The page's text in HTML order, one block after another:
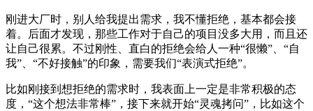
刚进大厂时，别人给我提出需求，我不懂拒绝，基本都会接
着。后面才发现，那些工作对于自己的项目没多大用，而且还
让自己很累。不过刚性、直白的拒绝会给人一种“很懒”、“自
我”、“不好接触”的印象，需要我们“表演式拒绝”。
比如刚接到想拒绝的需求时，我表面上一定是非常积极的态
度，“这个想法非常棒”，接下来就开始“灵魂拷问”，比如这个